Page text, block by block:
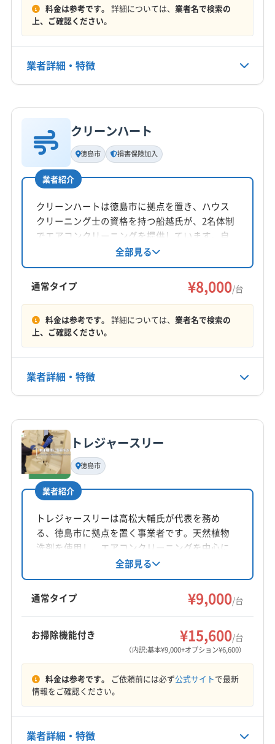
(香川県) 善通寺市
(香川県) 仲多度郡まんのう町
(香川県) 仲多度郡琴平町
非公開料金は参考です。 詳細については、 業者名で検索の
上、ご確認ください。
業者詳細・特徴
基本情報
代表者名
æ¤æ¾è¡
所在地
香川県高松市国分寺町新居1175-1
対応地域
徳島市 鳴門市
板野郡上板町
板野郡板野町
板野郡北島町
板野郡藍住町
(香川県) 綾歌郡綾川町
(香川県) 丸亀市
(香川県) 香川郡直島町
(香川県) 高松市
(香川県) 坂出市
(香川県) 三豊市
もっと見る
営業時間
定休日
年中無休
電話番号
非公開
公式HP
公式サイトなし
クリーンハート
徳島市 損害保険加入
業者紹介
クリーンハートは徳島市に拠点を置き、ハウス
クリーニング士の資格を持つ船越氏が、2名体制
でエアコンクリーニングを提供しています。自
社スタッフによる丁寧な作業と損害保険加入で
安心。防カビ・抗菌コーティングにも対応し、
営業時間外の相談も可能です。有料駐車場代金
は店舗負担。丁寧な作業で快適な空間づくりを
サポートします。
全部見る
通常タイプ ¥8,000/台
料金は参考です。 詳細については、 業者名で検索の
上、ご確認ください。
業者詳細・特徴
基本情報
代表者名
船越寿郎
所在地
徳島県北佐古二番町2-14号
対応地域
吉野川市 三好市
美馬市
鳴門市 海部郡海陽町
海部郡美波町
海部郡牟岐町
勝浦郡勝浦町
板野郡上板町
板野郡板野町
板野郡北島町
美馬郡つるぎ町
名西郡神山町
名西郡石井町
名東郡佐那河内村
(香川県) 高松市
(香川県) 東かがわ市
平日8:00〜17:00 土日9:00〜17:00
定休日
電話番号
トレジャースリー
徳島市
業者紹介
トレジャースリーは高松大輔氏が代表を務め
る、徳島市に拠点を置く事業者です。天然植物
洗剤を使用し、エアコンクリーニングを中心に
ハウスクリーニングを提供。丁寧な作業と安心
感を大切にし、土日祝日も対応、防カビ・抗菌
コーティングも実施しています。
全部見る
通常タイプ ¥9,000/台
お掃除機能付き ¥15,600/台
（内訳:基本¥9,000+オプション¥6,600）
料金は参考です。 ご依頼前には必ず公式サイトで最新
情報をご確認ください。
業者詳細・特徴